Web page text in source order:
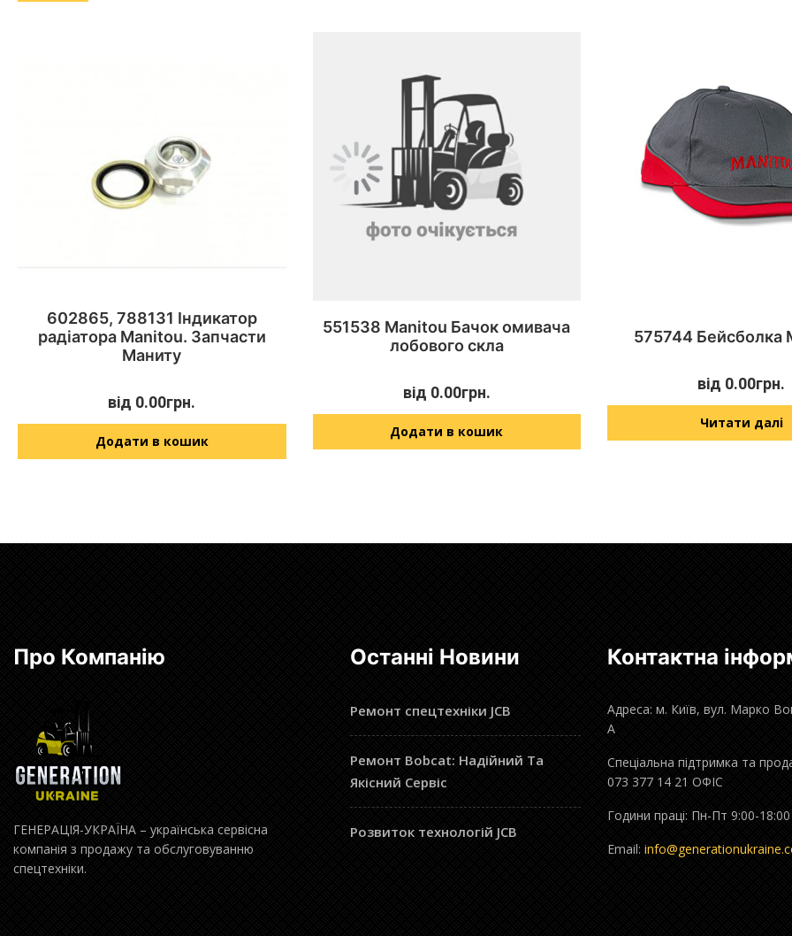
602865, 788131 Індикатор
радіатора Manitou. Запчасти
Маниту
від 0.00грн.
Додати в кошик
551538 Manitou Бачок омивача
лобового скла
від 0.00грн.
Додати в кошик
575744 Бейсболка
від 0.00грн.
Читати далі
Про Компанію
ГЕНЕРАЦІЯ-УКРАЇНА – українська сервісна
компанія з продажу та обслуговуванню
спецтехніки.
Останні Новини
Ремонт спецтехніки JCB
Ремонт Bobcat: Надійний Та
Якісний Сервіс
Розвиток технологій JCB
Контактна
Адреса: м. Київ, вул. Марко
А
Спеціальна підтримка та
073 377 14 21 ОФІС
Години праці: Пн-Пт 9:00-18:00
Email: